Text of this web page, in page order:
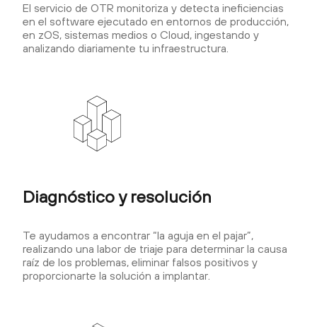
El servicio de OTR monitoriza y detecta ineficiencias
en el software ejecutado en entornos de producción,
en zOS, sistemas medios o Cloud, ingestando y
analizando diariamente tu infraestructura.
Diagnóstico y resolución
Te ayudamos a encontrar “la aguja en el pajar”,
realizando una labor de triaje para determinar la causa
raíz de los problemas, eliminar falsos positivos y
proporcionarte la solución a implantar.